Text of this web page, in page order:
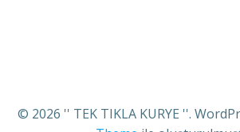
© 2026 '' TEK TIKLA KURYE ''.